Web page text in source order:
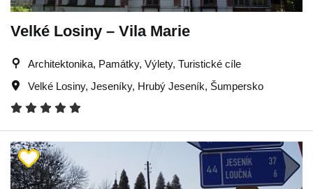
Velké Losiny – Vila Marie
Architektonika, Památky, Výlety, Turistické cíle
Velké Losiny, Jeseníky, Hrubý Jeseník, Šumpersko